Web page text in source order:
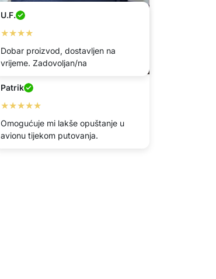
Patrik
★★★★★
Omogućuje mi lakše opuštanje u
avionu tijekom putovanja.
U.F.
★★★★
Dobar proizvod, dostavljen na
vrijeme. Zadovoljan/na